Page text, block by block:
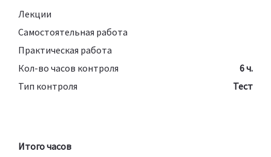
Лекции
Самостоятельная работа
Практическая работа
Кол-во часов контроля
6 ч.
Тип контроля
Тест
Итого часов